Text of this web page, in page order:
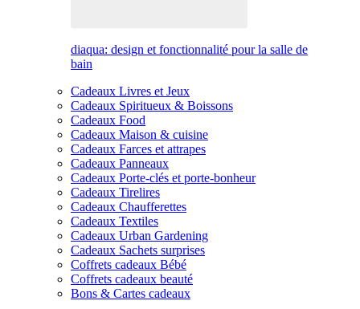
diaqua: design et fonctionnalité pour la salle de
bain
Cadeaux Livres et Jeux
Cadeaux Spiritueux & Boissons
Cadeaux Food
Cadeaux Maison & cuisine
Cadeaux Farces et attrapes
Cadeaux Panneaux
Cadeaux Porte-clés et porte-bonheur
Cadeaux Tirelires
Cadeaux Chaufferettes
Cadeaux Textiles
Cadeaux Urban Gardening
Cadeaux Sachets surprises
Coffrets cadeaux Bébé
Coffrets cadeaux beauté
Bons & Cartes cadeaux